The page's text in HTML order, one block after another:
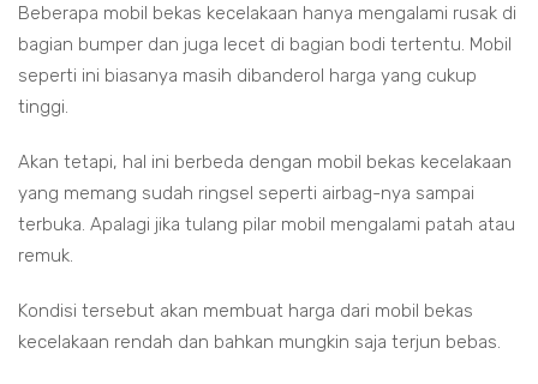
Beberapa mobil bekas kecelakaan hanya mengalami rusak di
bagian bumper dan juga lecet di bagian bodi tertentu. Mobil
seperti ini biasanya masih dibanderol harga yang cukup
tinggi.
Akan tetapi, hal ini berbeda dengan mobil bekas kecelakaan
yang memang sudah ringsel seperti airbag-nya sampai
terbuka. Apalagi jika tulang pilar mobil mengalami patah atau
remuk.
Kondisi tersebut akan membuat harga dari mobil bekas
kecelakaan rendah dan bahkan mungkin saja terjun bebas.